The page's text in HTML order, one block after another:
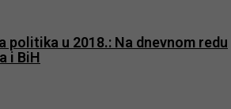
politika u 2018.: Na dnevnom redu
i BiH